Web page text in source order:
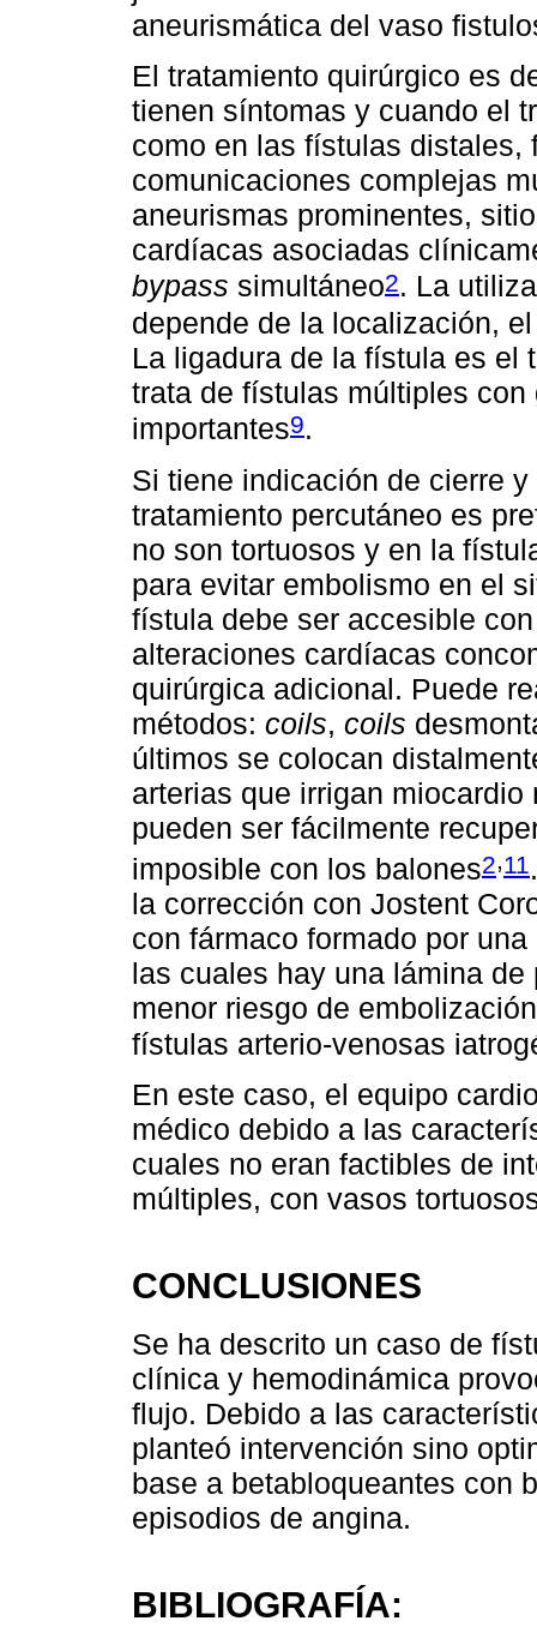
aneurismática del vaso
El tratamiento quirúrgico es
tienen síntomas y cuando el
como en las fístulas
comunicaciones complejas
aneurismas prominentes,
cardíacas asociadas
bypass simultáneo2. La
depende de la localización,
La ligadura de la fístula es el
trata de fístulas múltiples
importantes9.
Si tiene indicación de cierre
tratamiento percutáneo es
no son tortuosos y en la
para evitar embolismo en el
fístula debe ser accesible
alteraciones cardíacas
quirúrgica adicional. Puede
métodos: coils, coils
últimos se colocan
arterias que irrigan
pueden ser fácilmente
imposible con los balones2 11
la corrección con Jostent
con fármaco formado por
las cuales hay una lámina
menor riesgo de
fístulas arterio-venosas
En este caso, el equipo
médico debido a las
cuales no eran factibles de
múltiples, con vasos
CONCLUSIONES
Se ha descrito un caso de
clínica y hemodinámica
flujo. Debido a las
planteó intervención sino
base a betabloqueantes con
episodios de angina.
BIBLIOGRAFÍA: